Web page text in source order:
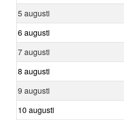
5 augusti
6 augusti
7 augusti
8 augusti
9 augusti
10 augusti